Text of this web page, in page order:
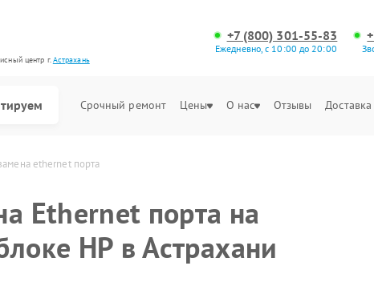
центр г.Астрахань
+7 (800) 301-55-83
Ежедневно, с 10:00 до 20:00
Срочный ремонт Цены О нас Отзывы Доставка
ethernet порта
Ethernet порта на
HP в Астрахани